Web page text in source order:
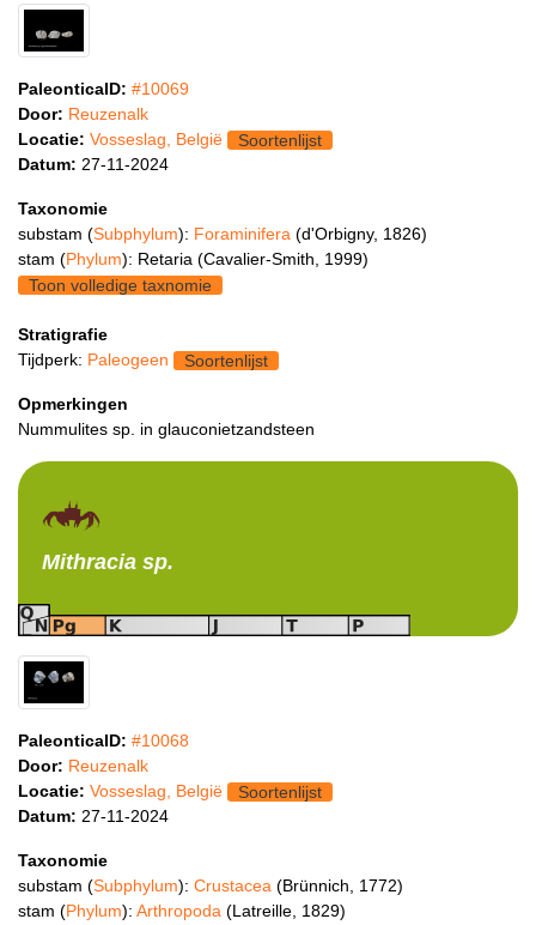
PaleonticaID: #10069
Door: Reuzenalk
Locatie: Vosseslag, België
Soortenlijst
Datum: 27-11-2024
Taxonomie
substam (Subphylum): Foraminifera (d'Orbigny, 1826)
stam (Phylum): Retaria (Cavalier-Smith, 1999)
Toon volledige taxnomie
Stratigrafie
Tijdperk: Paleogeen Soortenlijst
Opmerkingen
Nummulites sp. in glauconietzandsteen
Mithracia sp.
PaleonticaID: #10068
Door: Reuzenalk
Locatie: Vosseslag, België
Soortenlijst
Datum: 27-11-2024
Taxonomie
substam (Subphylum): Crustacea (Brünnich, 1772)
stam (Phylum): Arthropoda (Latreille, 1829)